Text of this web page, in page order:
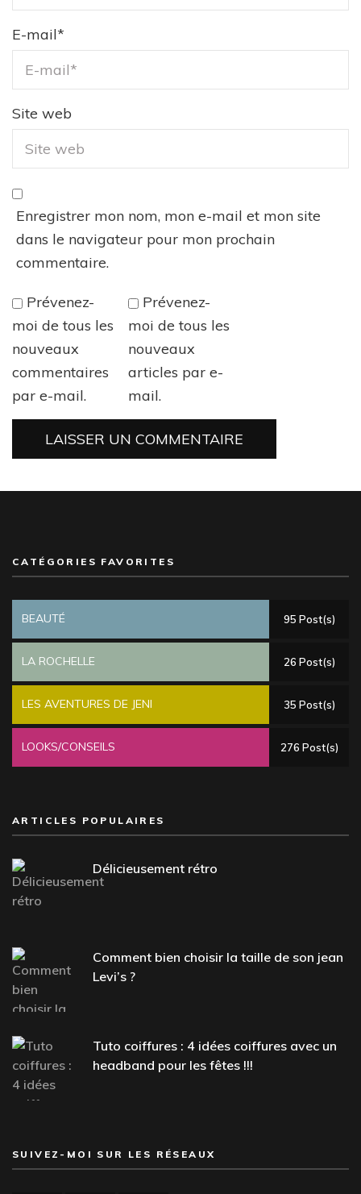
E-mail*
Site web
Enregistrer mon nom, mon e-mail et mon site
dans le navigateur pour mon prochain
commentaire.
Prévenez-
moi de tous les
nouveaux
commentaires
par e-mail.
Prévenez-
moi de tous les
nouveaux
articles par e-
mail.
CATÉGORIES FAVORITES
BEAUTÉ 95 Post(s)
LA ROCHELLE 26 Post(s)
LES AVENTURES DE JENI 35 Post(s)
LOOKS/CONSEILS 276 Post(s)
ARTICLES POPULAIRES
Délicieusement rétro
Comment bien choisir la taille de son jean
Levi’s ?
Tuto coiffures : 4 idées coiffures avec un
headband pour les fêtes !!!
SUIVEZ-MOI SUR LES RÉSEAUX